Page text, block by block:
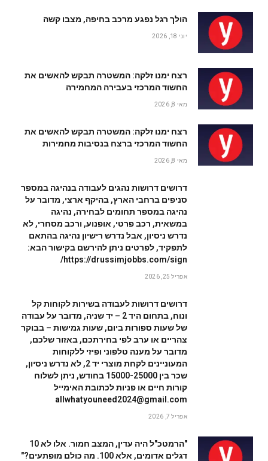
הולך רגל נפגע מרכב בחיפה, מצבו קשה
יוני 18, 2026
רצח ימנו זלקה: המשטרה תבקש להאשים את
החשוד המרכזי בעבירה המחמירה
מאי 8, 2026
רצח ימנו זלקה: המשטרה תבקש להאשים את
החשוד המרכזי ברצח בנסיבות מחמירות
מאי 8, 2026
דרושים דרושות נהגים לעבודה בנהיגה במספר
סניפים ברחבי הארץ, בהיקף ארצי, מדובר על
נהיגה במספר תחומים לבחירה, נהיגה
במשאית, רכב פרטי, אופנוע, ורכב מסחרי, לא
נדרש ניסיון, אבל נדרש רישיון נהיגה בהתאם
לתפקיד, לפרטים ניתן להירשם בקישור הבא:
https://drussimjobbs.com/sign/
אפריל 25, 2026
דרושים דרושות לעבודה בשירות לקוחות קל
ונוח, בתחום היד 2 – יד שניה, מדובר על עבודה
של שעות ספורות ביום, שעות גמישות – בבוקר
צהריים או ערב לפי בחירתכם, באזור שלכם,
מדובר על מענה טלפוני ופיזי ללקוחות
המעוניינים לקחת מוצרי יד 2, לא נדרש ניסיון,
שכר בין 15000-25000 בחודש, ניתן לשלוח
קורות חיים או פניות לכתובת האימייל
allwhatyouneed2024@gmail.com
אפריל 7, 2026
"הרמטכ"ל היה עדין, המצב חמור. אלו לא 10
דגלים אדומים, אלא 100. מה כולם מופתעים?"